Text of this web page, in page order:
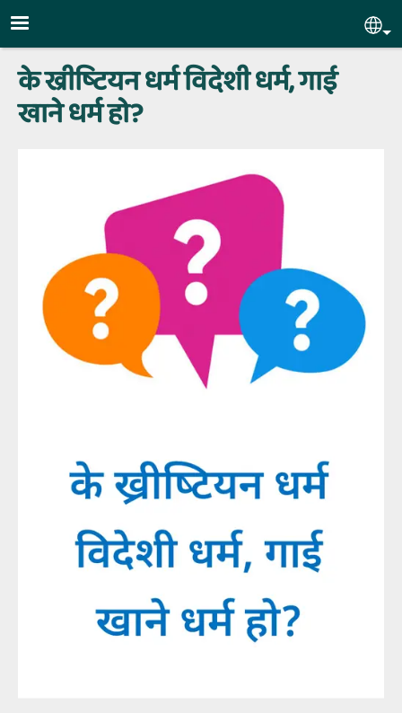
Skip to main content
के ख्रीष्‍टियन धर्म विदेशी धर्म, गाई
खाने धर्म हो?